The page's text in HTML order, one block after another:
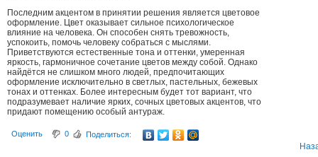
Последним акцентом в принятии решения является цветовое
оформление. Цвет оказывает сильное психологическое
влияние на человека. Он способен снять тревожность,
успокоить, помочь человеку собраться с мыслями.
Приветствуются естественные тона и оттенки, умеренная
яркость, гармоничное сочетание цветов между собой. Однако
найдётся не слишком много людей, предпочитающих
оформление исключительно в светлых, пастельных, бежевых
тонах и оттенках. Более интересным будет тот вариант, что
подразумевает наличие ярких, сочных цветовых акцентов, что
придают помещению особый антураж.
Оценить 0 Поделиться: